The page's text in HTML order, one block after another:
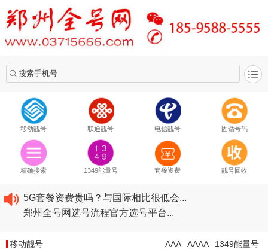
搜索手机号
移动靓号 联通靓号 电信靓号 固话号码
精确搜索 1349能量号 套餐资费 靓号回收
2020​移动最新套餐资费...
2020​联通最新套餐资费...
5G套餐资费贵吗？与国际相比很低会...
郑州全号网选号流程官方选号平台...
2020​联通最新套餐资费...
移动靓号 1349能量号
AAAA
AAA